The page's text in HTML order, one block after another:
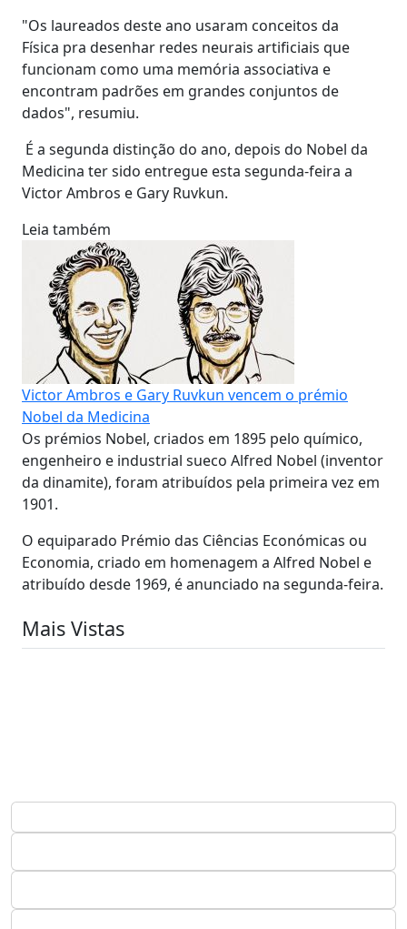
"Os laureados deste ano usaram conceitos da
Física pra desenhar redes neurais artificiais que
funcionam como uma memória associativa e
encontram padrões em grandes conjuntos de
dados", resumiu.
É a segunda distinção do ano, depois do Nobel da
Medicina ter sido entregue esta segunda-feira a
Victor Ambros e Gary Ruvkun.
Leia também
Victor Ambros e Gary Ruvkun vencem o prémio
Nobel da Medicina
Os prémios Nobel, criados em 1895 pelo químico,
engenheiro e industrial sueco Alfred Nobel (inventor
da dinamite), foram atribuídos pela primeira vez em
1901.
O equiparado Prémio das Ciências Económicas ou
Economia, criado em homenagem a Alfred Nobel e
atribuído desde 1969, é anunciado na segunda-feira.
Mais Vistas